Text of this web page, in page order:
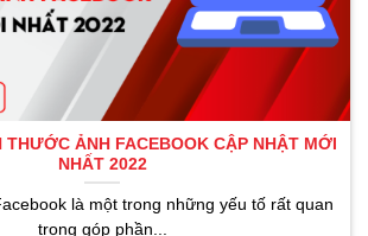
THƯỚC ẢNH FACEBOOK CẬP NHẬT MỚI
NHẤT 2022
là một trong những yếu tố rất quan
trọng góp phần...